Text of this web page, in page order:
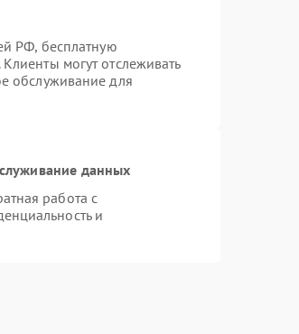
РФ, бесплатную
могут отслеживать
обслуживание для
данных
работа с
и